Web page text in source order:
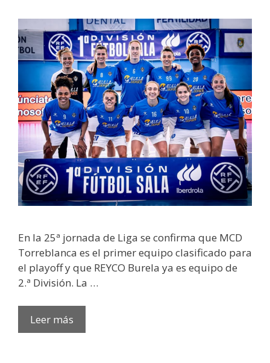
En la 25ª jornada de Liga se confirma que MCD
Torreblanca es el primer equipo clasificado para
el playoff y que REYCO Burela ya es equipo de
2.ª División. La …
Leer más